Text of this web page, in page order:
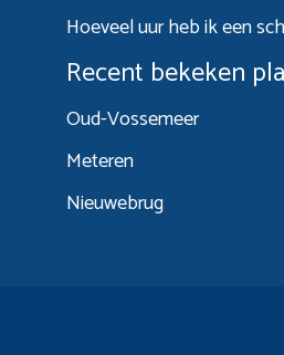
Hoeveel uur heb ik een
Recent bekeken
Oud-Vossemeer
Meteren
Nieuwebrug